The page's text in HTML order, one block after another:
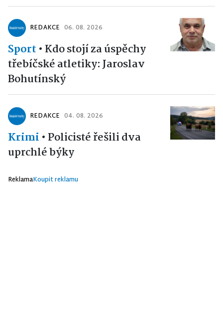
REDAKCE 06. 08. 2026
Sport • Kdo stojí za úspěchy
třebíčské atletiky: Jaroslav
Bohutínský
REDAKCE 04. 08. 2026
Krimi • Policisté řešili dva
uprchlé býky
ReklamaKoupit reklamu